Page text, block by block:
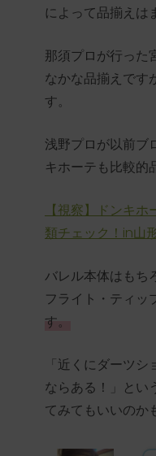
によって品揃えは
那須プロが行った
なかな品揃えです
す。
浅野プロが以前ブ
キホーテも比較的
【視察】ドンキ
類チェック！in山
バレル本体はもち
フライト・ティッ
す。
「近くにダーツ
ならある！」とい
てみてもいいのか